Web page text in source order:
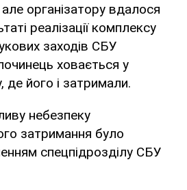
організатору вдалося
реалізації комплексу
заходів СБУ
ховається у
де його і затримали.
небезпеку
затримання було
спецпідрозділу СБУ